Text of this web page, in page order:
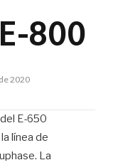
800
2020
E-650
línea de
La